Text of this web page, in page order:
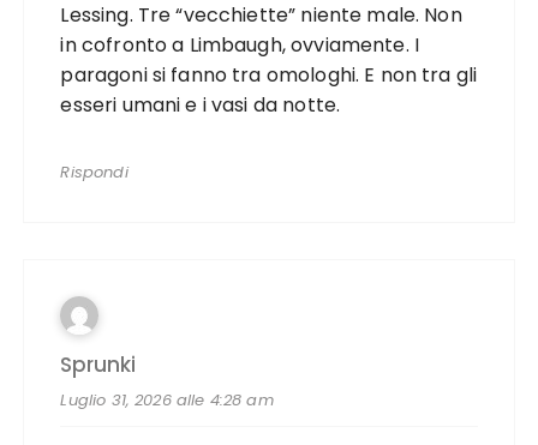
Lessing. Tre “vecchiette” niente male. Non
in cofronto a Limbaugh, ovviamente. I
paragoni si fanno tra omologhi. E non tra gli
esseri umani e i vasi da notte.
Rispondi
Sprunki
Luglio 31, 2026 alle 4:28 am